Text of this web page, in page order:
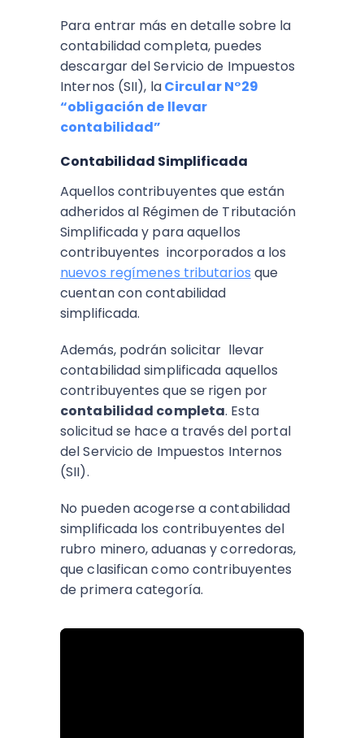
Para entrar más en detalle sobre la
contabilidad completa, puedes
descargar del Servicio de Impuestos
Internos (SII), laCircular N°29
“obligación de llevar
contabilidad”
Contabilidad Simplificada
Aquellos contribuyentes que están
adheridos al Régimen de Tributación
Simplificada y para aquellos
contribuyentes incorporados a los
nuevos regímenes tributarios que
cuentan con contabilidad
simplificada.
Además, podrán solicitar llevar
contabilidad simplificada aquellos
contribuyentes que se rigen por
contabilidad completa. Esta
solicitud se hace a través del portal
del Servicio de Impuestos Internos
(SII).
No pueden acogerse a contabilidad
simplificada los contribuyentes del
rubro minero, aduanas y corredoras,
que clasifican como contribuyentes
de primera categoría.